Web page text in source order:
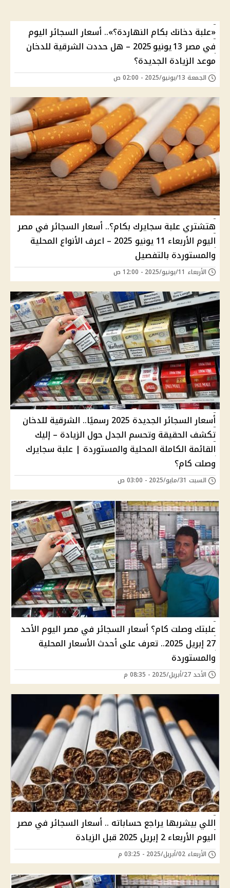
«علبة دخانك بكام النهاردة؟».. أسعار السجائر اليوم
في مصر 13 يونيو 2025 – هل حددت الشرقية للدخان
موعد الزيادة الجديدة؟
الجمعة 13/يونيو/2025 - 02:00 ص
هتشتري علبة سجايرك بكام؟.. أسعار السجائر في مصر
اليوم الأربعاء 11 يونيو 2025 – اعرف الأنواع المحلية
والمستوردة بالتفصيل
الأربعاء 11/يونيو/2025 - 12:00 ص
أسعار السجائر الجديدة 2025 رسميًا.. الشرقية للدخان
تكشف الحقيقة وتحسم الجدل حول الزيادة – إليك
القائمة الكاملة المحلية والمستوردة | علبة سجايرك
وصلت كام؟
السبت 31/مايو/2025 - 03:00 ص
علبتك وصلت كام؟ أسعار السجائر في مصر اليوم الأحد
27 إبريل 2025.. تعرف على أحدث الأسعار المحلية
والمستوردة
الأحد 27/أبريل/2025 - 08:35 م
اللي بيشربها يراجع حساباته .. أسعار السجائر في مصر
اليوم الأربعاء 2 إبريل 2025 قبل الزيادة
الأربعاء 02/أبريل/2025 - 03:25 م